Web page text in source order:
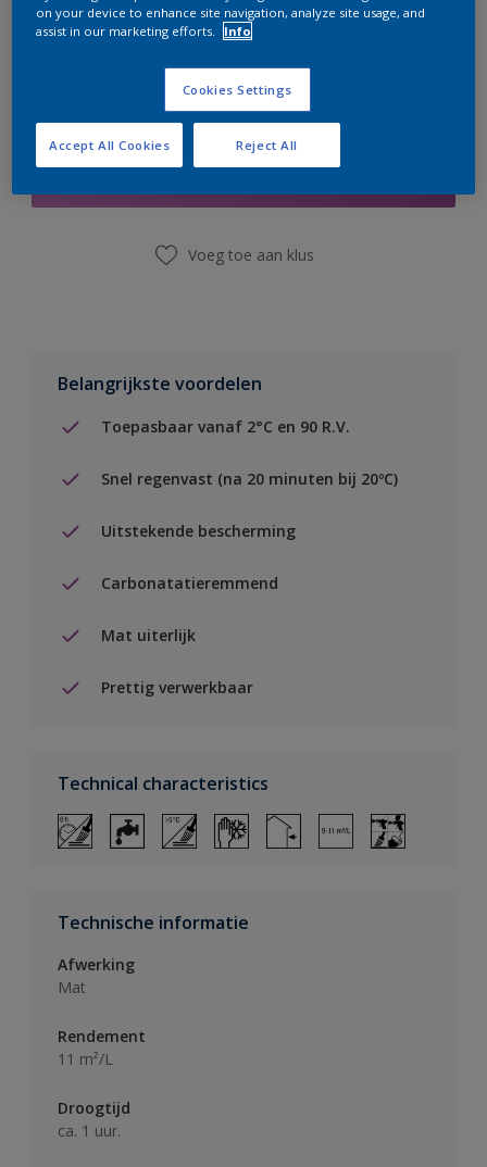
Boodschappenlijst
Voeg toe aan klus
Belangrijkste voordelen
Toepasbaar vanaf 2°C en 90 R.V.
Snel regenvast (na 20 minuten bij 20ºC)
Uitstekende bescherming
Carbonatatieremmend
Mat uiterlijk
Prettig verwerkbaar
Technical characteristics
Technische informatie
Afwerking
Mat
Rendement
11 m²/L
Droogtijd
ca. 1 uur.
on your device to enhance site navigation, analyze site usage, and
assist in our marketing efforts.
Info
Cookies Settings
Reject All
Accept All Cookies